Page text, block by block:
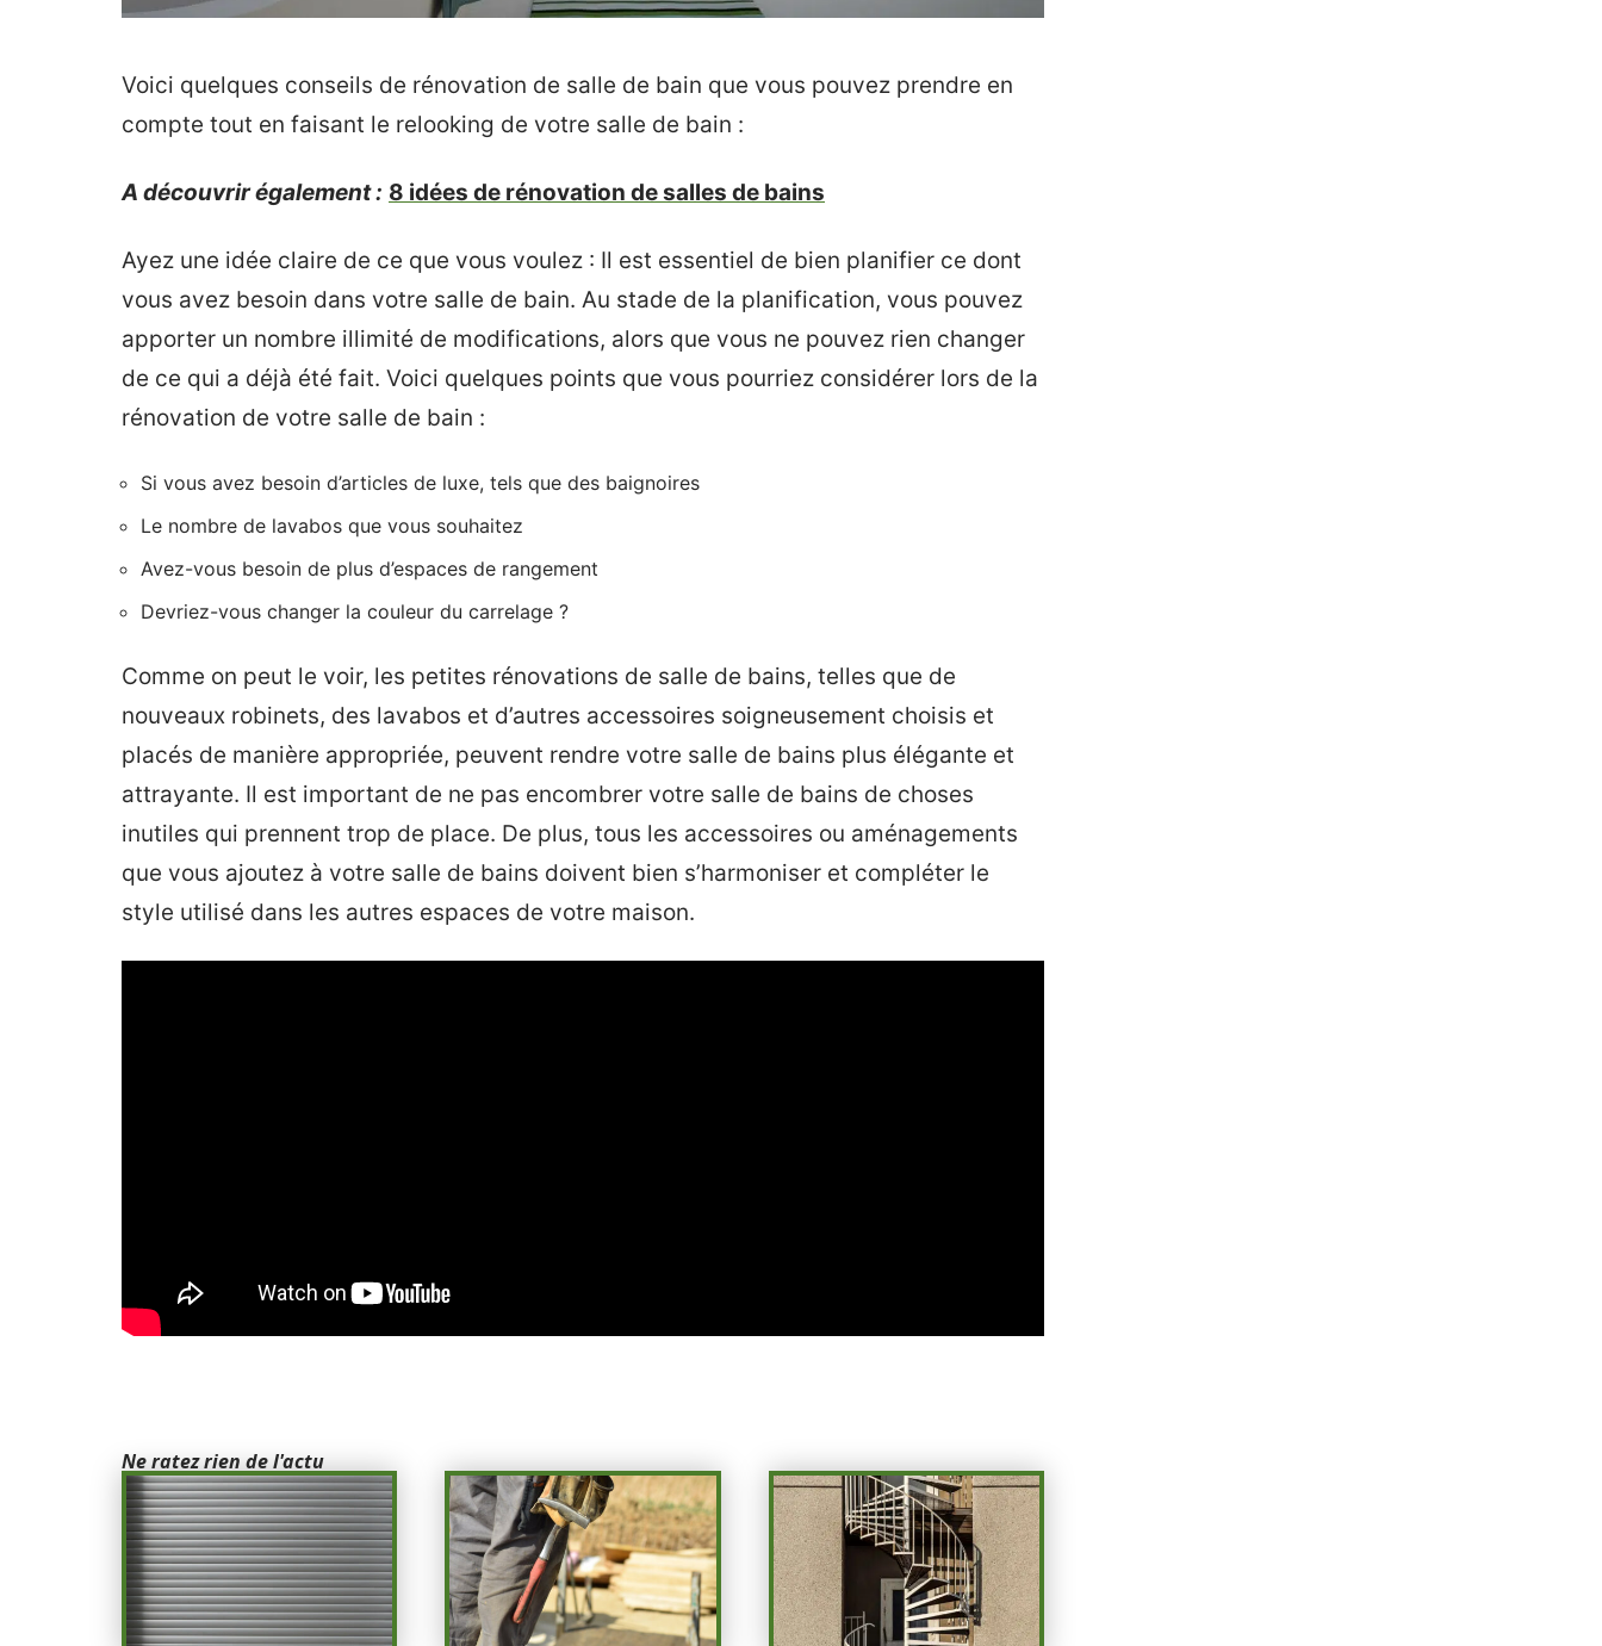
Voici quelques conseils de rénovation de salle de bain que vous pouvez prendre en
compte tout en faisant le relooking de votre salle de bain :
A découvrir également : 8 idées de rénovation de salles de bains
Ayez une idée claire de ce que vous voulez : Il est essentiel de bien planifier ce dont
vous avez besoin dans votre salle de bain. Au stade de la planification, vous pouvez
apporter un nombre illimité de modifications, alors que vous ne pouvez rien changer
de ce qui a déjà été fait. Voici quelques points que vous pourriez considérer lors de la
rénovation de votre salle de bain :
Si vous avez besoin d’articles de luxe, tels que des baignoires
Le nombre de lavabos que vous souhaitez
Avez-vous besoin de plus d’espaces de rangement
Devriez-vous changer la couleur du carrelage ?
Comme on peut le voir, les petites rénovations de salle de bains, telles que de
nouveaux robinets, des lavabos et d’autres accessoires soigneusement choisis et
placés de manière appropriée, peuvent rendre votre salle de bains plus élégante et
attrayante. Il est important de ne pas encombrer votre salle de bains de choses
inutiles qui prennent trop de place. De plus, tous les accessoires ou aménagements
que vous ajoutez à votre salle de bains doivent bien s’harmoniser et compléter le
style utilisé dans les autres espaces de votre maison.
Ne ratez rien de l'actu